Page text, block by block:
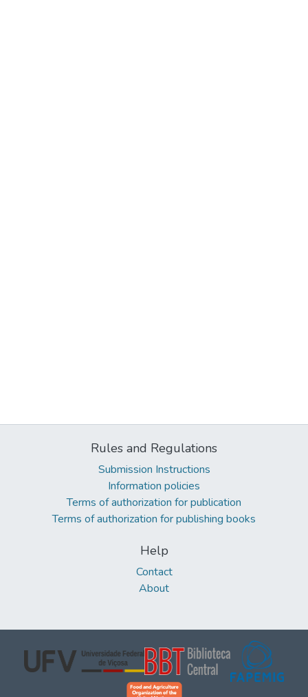
Rules and Regulations
Submission Instructions
Information policies
Terms of authorization for publication
Terms of authorization for publishing books
Help
Contact
About